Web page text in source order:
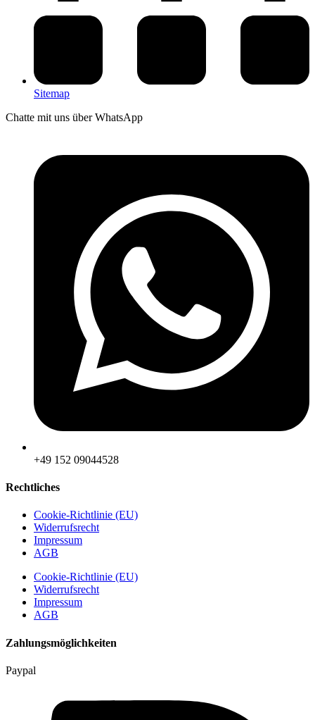
Sitemap
Chatte mit uns über WhatsApp
‪+49 152 09044528
Rechtliches
Cookie-Richtlinie (EU)
Widerrufsrecht
Impressum
AGB
Cookie-Richtlinie (EU)
Widerrufsrecht
Impressum
AGB
Zahlungsmöglichkeiten
Paypal